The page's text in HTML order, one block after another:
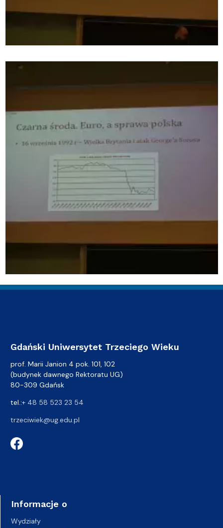
Gdański Uniwersytet Trzeciego Wieku
prof. Marii Janion 4 pok. 101, 102
(budynek dawnego Rektoratu UG)
80-309 Gdańsk
tel.:+ 48 58 523 23 54
trzeciwiek@ug.edu.pl
Informacje o
Wydziały